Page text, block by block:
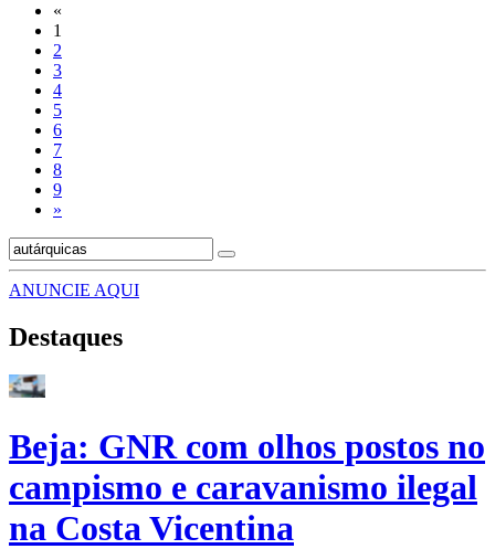
«
1
2
3
4
5
6
7
8
9
»
ANUNCIE AQUI
Destaques
Beja: GNR com olhos postos no
campismo e caravanismo ilegal
na Costa Vicentina